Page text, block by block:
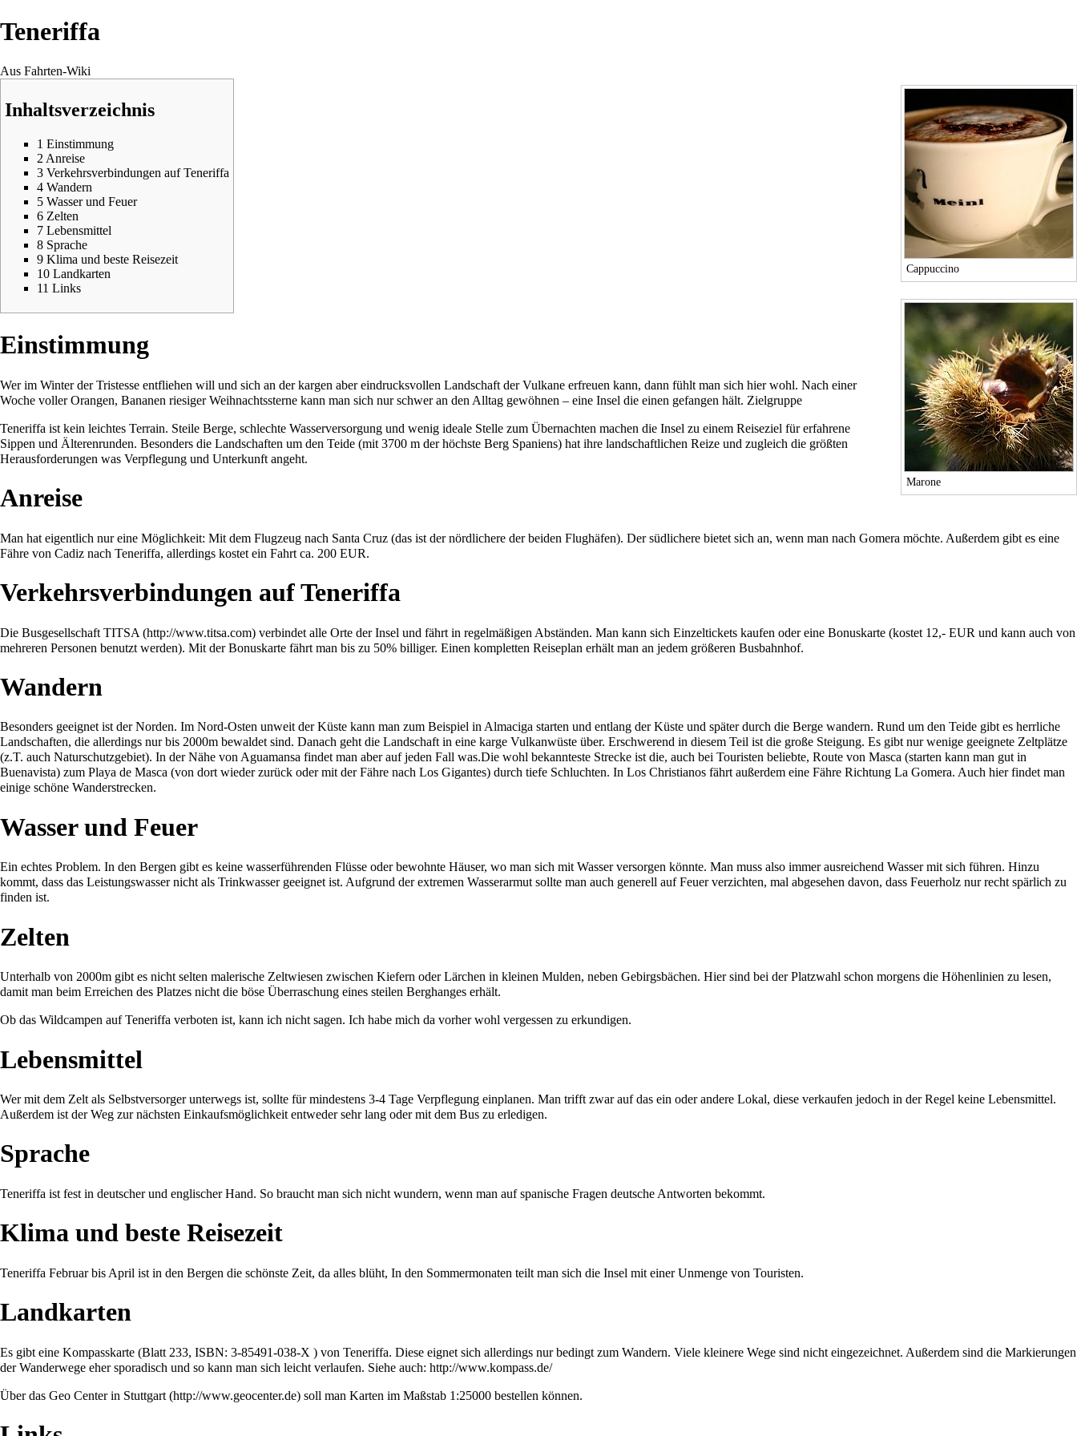
Teneriffa
Aus Fahrten-Wiki
Cappuccino
Marone
Inhaltsverzeichnis
1 Einstimmung
2 Anreise
3 Verkehrsverbindungen auf Teneriffa
4 Wandern
5 Wasser und Feuer
6 Zelten
7 Lebensmittel
8 Sprache
9 Klima und beste Reisezeit
10 Landkarten
11 Links
Einstimmung
Wer im Winter der Tristesse entfliehen will und sich an der kargen aber eindrucksvollen Landschaft der Vulkane erfreuen kann, dann fühlt man sich hier wohl. Nach einer
Woche voller Orangen, Bananen riesiger Weihnachtssterne kann man sich nur schwer an den Alltag gewöhnen – eine Insel die einen gefangen hält. Zielgruppe
Teneriffa ist kein leichtes Terrain. Steile Berge, schlechte Wasserversorgung und wenig ideale Stelle zum Übernachten machen die Insel zu einem Reiseziel für erfahrene
Sippen und Älterenrunden. Besonders die Landschaften um den Teide (mit 3700 m der höchste Berg Spaniens) hat ihre landschaftlichen Reize und zugleich die größten
Herausforderungen was Verpflegung und Unterkunft angeht.
Anreise
Man hat eigentlich nur eine Möglichkeit: Mit dem Flugzeug nach Santa Cruz (das ist der nördlichere der beiden Flughäfen). Der südlichere bietet sich an, wenn man nach Gomera möchte. Außerdem gibt es eine
Fähre von Cadiz nach Teneriffa, allerdings kostet ein Fahrt ca. 200 EUR.
Verkehrsverbindungen auf Teneriffa
Die Busgesellschaft TITSA (http://www.titsa.com) verbindet alle Orte der Insel und fährt in regelmäßigen Abständen. Man kann sich Einzeltickets kaufen oder eine Bonuskarte (kostet 12,- EUR und kann auch von
mehreren Personen benutzt werden). Mit der Bonuskarte fährt man bis zu 50% billiger. Einen kompletten Reiseplan erhält man an jedem größeren Busbahnhof.
Wandern
Besonders geeignet ist der Norden. Im Nord-Osten unweit der Küste kann man zum Beispiel in Almaciga starten und entlang der Küste und später durch die Berge wandern. Rund um den Teide gibt es herrliche
Landschaften, die allerdings nur bis 2000m bewaldet sind. Danach geht die Landschaft in eine karge Vulkanwüste über. Erschwerend in diesem Teil ist die große Steigung. Es gibt nur wenige geeignete Zeltplätze
(z.T. auch Naturschutzgebiet). In der Nähe von Aguamansa findet man aber auf jeden Fall was.Die wohl bekannteste Strecke ist die, auch bei Touristen beliebte, Route von Masca (starten kann man gut in
Buenavista) zum Playa de Masca (von dort wieder zurück oder mit der Fähre nach Los Gigantes) durch tiefe Schluchten. In Los Christianos fährt außerdem eine Fähre Richtung La Gomera. Auch hier findet man
einige schöne Wanderstrecken.
Wasser und Feuer
Ein echtes Problem. In den Bergen gibt es keine wasserführenden Flüsse oder bewohnte Häuser, wo man sich mit Wasser versorgen könnte. Man muss also immer ausreichend Wasser mit sich führen. Hinzu
kommt, dass das Leistungswasser nicht als Trinkwasser geeignet ist. Aufgrund der extremen Wasserarmut sollte man auch generell auf Feuer verzichten, mal abgesehen davon, dass Feuerholz nur recht spärlich zu
finden ist.
Zelten
Unterhalb von 2000m gibt es nicht selten malerische Zeltwiesen zwischen Kiefern oder Lärchen in kleinen Mulden, neben Gebirgsbächen. Hier sind bei der Platzwahl schon morgens die Höhenlinien zu lesen,
damit man beim Erreichen des Platzes nicht die böse Überraschung eines steilen Berghanges erhält.
Ob das Wildcampen auf Teneriffa verboten ist, kann ich nicht sagen. Ich habe mich da vorher wohl vergessen zu erkundigen.
Lebensmittel
Wer mit dem Zelt als Selbstversorger unterwegs ist, sollte für mindestens 3-4 Tage Verpflegung einplanen. Man trifft zwar auf das ein oder andere Lokal, diese verkaufen jedoch in der Regel keine Lebensmittel.
Außerdem ist der Weg zur nächsten Einkaufsmöglichkeit entweder sehr lang oder mit dem Bus zu erledigen.
Sprache
Teneriffa ist fest in deutscher und englischer Hand. So braucht man sich nicht wundern, wenn man auf spanische Fragen deutsche Antworten bekommt.
Klima und beste Reisezeit
Teneriffa Februar bis April ist in den Bergen die schönste Zeit, da alles blüht, In den Sommermonaten teilt man sich die Insel mit einer Unmenge von Touristen.
Landkarten
Es gibt eine Kompasskarte (Blatt 233, ISBN: 3-85491-038-X ) von Teneriffa. Diese eignet sich allerdings nur bedingt zum Wandern. Viele kleinere Wege sind nicht eingezeichnet. Außerdem sind die Markierungen
der Wanderwege eher sporadisch und so kann man sich leicht verlaufen. Siehe auch: http://www.kompass.de/
Über das Geo Center in Stuttgart (http://www.geocenter.de) soll man Karten im Maßstab 1:25000 bestellen können.